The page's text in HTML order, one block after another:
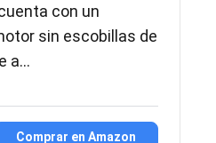
con un
sin escobillas de
a...
Comprar en Amazon